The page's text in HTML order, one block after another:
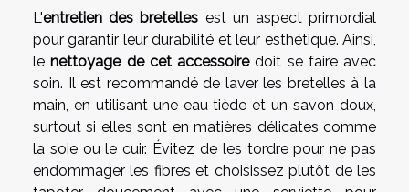
L'entretien des bretelles est un aspect primordial
pour garantir leur durabilité et leur esthétique. Ainsi,
lenettoyage de cet accessoiredoit se faire avec
soin. Il est recommandé de laver les bretelles à la
main, en utilisant une eau tiède et un savon doux,
surtout si elles sont en matières délicates comme
la soie ou le cuir. Évitez de les tordre pour ne pas
endommager les fibres et choisissez plutôt de les